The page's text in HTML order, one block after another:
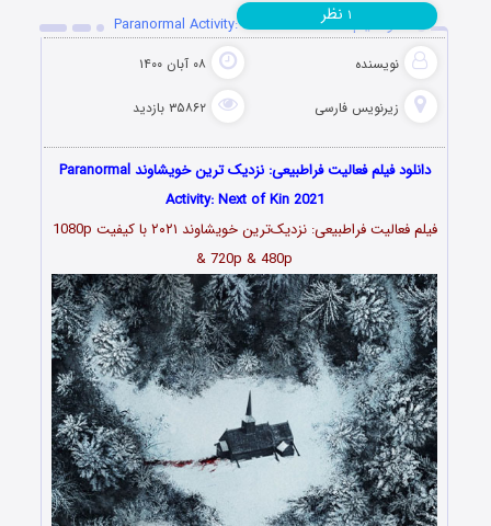
دانلود فیلم Paranormal Activity: Next of Kin 2021
نویسنده ۰۸ آبان ۱۴۰۰
زیرنویس فارسی ۳۵۸۶۲ بازدید
۱ نظر
دانلود فیلم فعالیت فراطبیعی: نزدیک‌ ترین خویشاوند Paranormal
Activity: Next of Kin 2021
فیلمفعالیت فراطبیعی: نزدیک‌‌ترین خویشاوند ۲۰۲۱
با کیفیت 1080p
& 720p & 480p